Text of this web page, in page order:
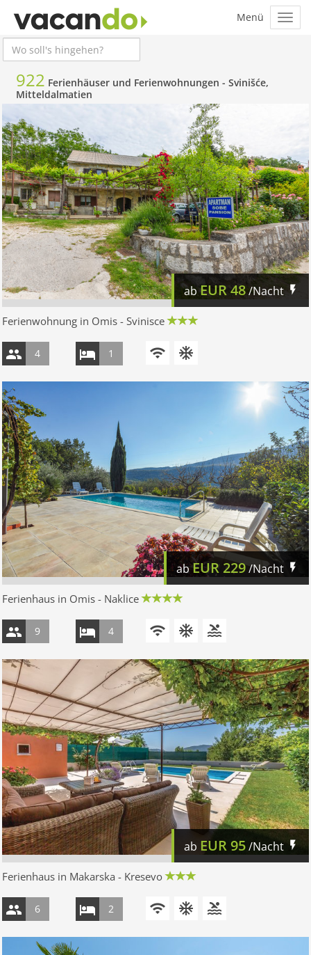
922 Ferienhäuser und Ferienwohnungen - Svinišće,
Mitteldalmatien
abEUR48/Nacht
Ferienwohnung in Omis - Svinisce
4 1
abEUR 229/Nacht
Ferienhaus in Omis - Naklice
9 4
ab EUR95/Nacht
Ferienhaus in Makarska - Kresevo
6 2